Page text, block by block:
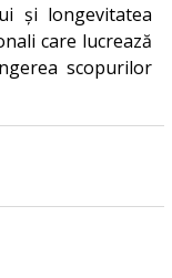
și longevitatea
care lucrează
scopurilor